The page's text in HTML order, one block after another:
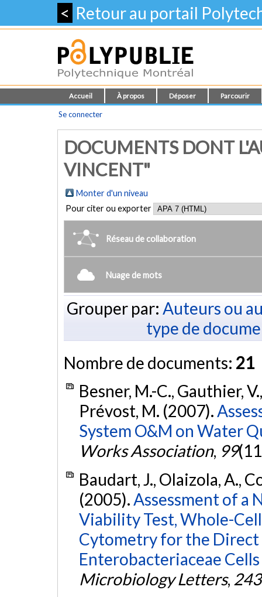
< Retour au portail
Accueil À propos Déposer Parcourir
Se connecter
DOCUMENTS DONT
VINCENT"
Monter d'un niveau
Pour citer ou exporter
Réseau de collaboration
Nuage de mots
Grouper par: Auteurs ou
type de
Nombre de documents: 21
Besner, M.-C., Gauthier,
Prévost, M. (2007).
System O&M on Water
Works Association, 99
Baudart, J., Olaizola, A.,
(2005).Assessment of a
Viability Test, Whole-
Cytometry for the
Enterobacteriaceae
Microbiology Letters, 243